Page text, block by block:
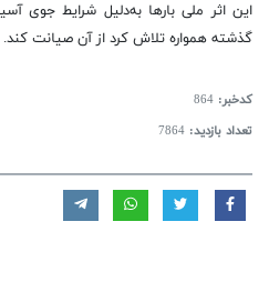
این اثر ملی بار‌ها به‌دلیل شرایط جوی
گذشته همواره تلاش کرد از آن صیانت کند.
کدخبر: 864
تعداد بازدید: 7864